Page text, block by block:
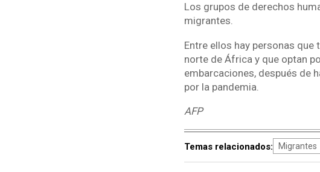
Los grupos de derechos
migrantes.
Entre ellos hay personas
norte de África y que optan
embarcaciones, después de
por la pandemia.
AFP
Temas relacionados: Migrantes